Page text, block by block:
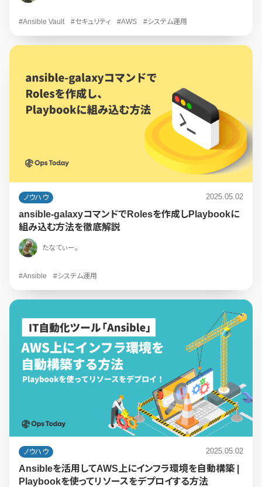
#Ansible Vault #セキュリティ #AWS #システム運用
ノウハウ 2025.05.02
ansible-galaxyコマンドでRolesを作成しPlaybookに
組み込む方法を徹底解説
たなてぃー。
#Ansible #システム運用
ノウハウ 2025.05.02
Ansibleを活用してAWS上にインフラ環境を自動構築 |
Playbookを使ってリソースをデプロイする方法